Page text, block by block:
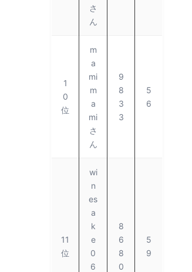
さ
ん
1
0
位
m
a
mi
m
a
mi
さ
ん
9
8
3
3
5
6
11
位
wi
n
es
a
k
e
0
6
8
6
8
0
5
9